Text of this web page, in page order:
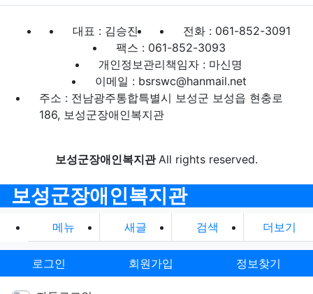
대표 : 김승진
전화 : 061-852-3091
팩스 : 061-852-3093
개인정보관리책임자 : 마신명
이메일 : bsrswc@hanmail.net
주소 : 전남광주통합특별시 보성군 보성읍 현충로
186, 보성군장애인복지관
보성군장애인복지관All rights reserved.
보성군장애인복지관
메뉴 새글 검색 더보기
로그인 회원가입 정보찾기